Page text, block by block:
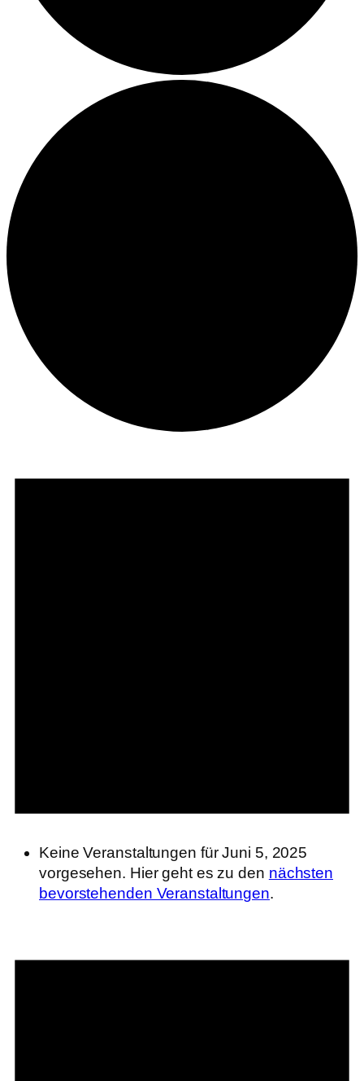
Keine Veranstaltungen für Juni 5, 2025
vorgesehen. Hier geht es zu den nächsten
bevorstehenden Veranstaltungen.